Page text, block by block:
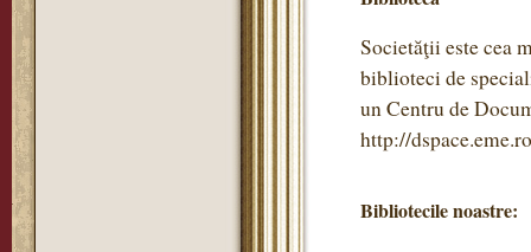
Societăţii este cea
biblioteci de
un Centru de
http://
Bibliotecile noastre: